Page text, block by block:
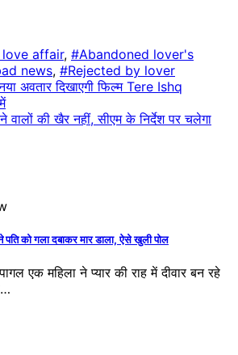
affair, #Abandoned lover's
news, #Rejected by lover
अवतार दिखाएगी फिल्म Tere Ishq
वालों की खैर नहीं, सीएम के निर्देश पर चलेगा
पति को गला दबाकर मार डाला, ऐसे खुली पोल
एक महिला ने प्यार की राह में दीवार बन रहे